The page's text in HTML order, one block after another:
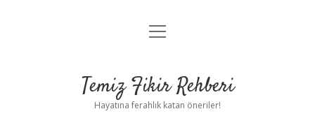
Anasayfa
Yasal Uyarı
menüyü
Temiz Fikir Rehberi
Hayatına ferahlık katan öneriler!